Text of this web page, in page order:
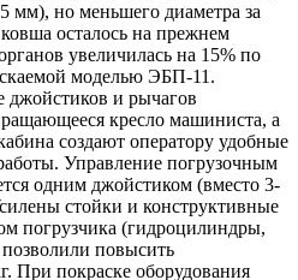
но меньшего диаметра за
осталось на прежнем
увеличилась на 15% по
моделью ЭБП-11.
и рычагов
кресло машиниста, а
создают оператору удобные
Управление погрузочным
одним джойстиком (вместо 3-
стойки и конструктивные
погрузчика (гидроцилиндры,
повысить
При покраске оборудования